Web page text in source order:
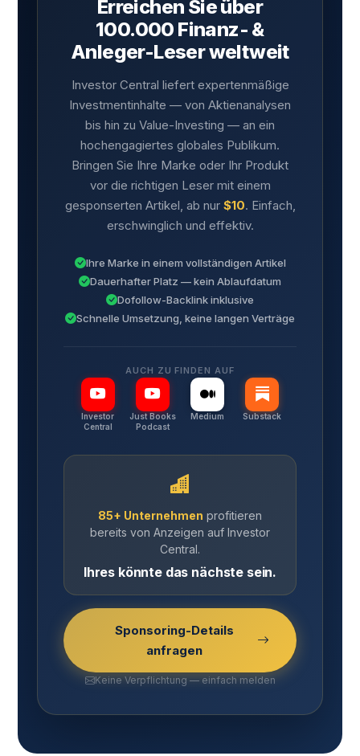
Erreichen Sie über
100.000 Finanz- &
Anleger-Leser weltweit
Investor Central liefert expertenmäßige
Investmentinhalte — von Aktienanalysen
bis hin zu Value-Investing — an ein
hochengagiertes globales Publikum.
Bringen Sie Ihre Marke oder Ihr Produkt
vor die richtigen Leser mit einem
gesponserten Artikel, ab nur $10. Einfach,
erschwinglich und effektiv.
Ihre Marke in einem vollständigen Artikel
Dauerhafter Platz — kein Ablaufdatum
Dofollow-Backlink inklusive
Schnelle Umsetzung, keine langen Verträge
AUCH ZU FINDEN AUF
Investor
Central
Just Books
Podcast
Medium Substack
85+ Unternehmen profitieren
bereits von Anzeigen auf Investor
Central.
Ihres könnte das nächste sein.
Sponsoring-Details
anfragen
Keine Verpflichtung — einfach melden